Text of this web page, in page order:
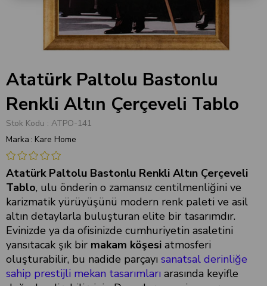
Atatürk Paltolu Bastonlu
Renkli Altın Çerçeveli Tablo
Stok Kodu
ATPO-141
Marka : Kare Home
Atatürk Paltolu Bastonlu Renkli Altın Çerçeveli
Tablo, ulu önderin o zamansız centilmenliğini ve
karizmatik yürüyüşünü modern renk paleti ve asil
altın detaylarla buluşturan elite bir tasarımdır.
Evinizde ya da ofisinizde cumhuriyetin asaletini
yansıtacak şık bir makam köşesi atmosferi
oluşturabilir, bu nadide parçayı sanatsal derinliğe
sahip prestijli mekan tasarımları arasında keyifle